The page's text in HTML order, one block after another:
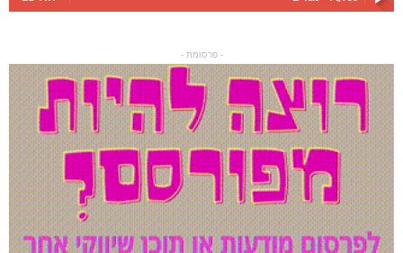
- פרסומת -